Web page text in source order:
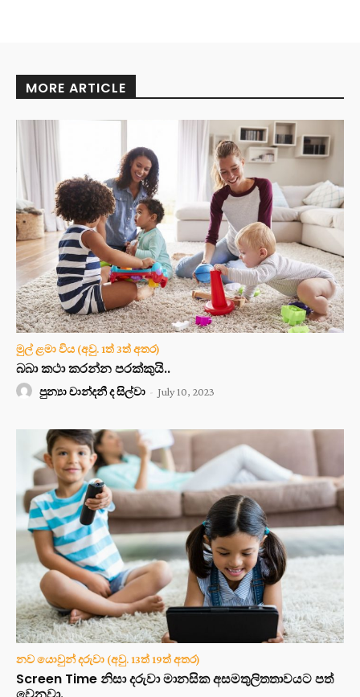
MORE ARTICLE
මුල් ළමා විය (අවු. 1ත් 3ත් අතර)
බබා කථා කරන්න පරක්කුයි..
පුන්‍යා චාන්දනී ද සිල්වා - July 10, 2023
නව යොවුන් දරුවා (අවු. 13ත් 19ත් අතර)
Screen Time නිසා දරුවා මානසික අසමතුලිතතාවයට පත්